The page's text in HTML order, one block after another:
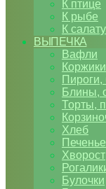
К птице
К рыбе
К салату
ВЫПЕЧКА
Вафли
Коржики
Блины,
Торты,
Хлеб
Печенье
Хворост
Булочки